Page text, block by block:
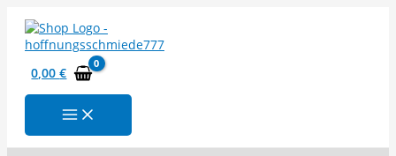
Inhalt
springen
0,00€